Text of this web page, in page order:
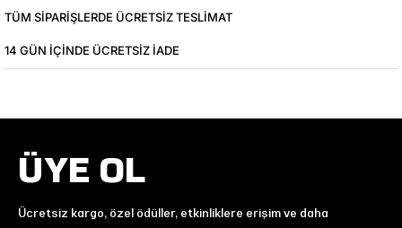
TÜM SIPARIŞLERDE ÜCRETSIZ TESLIMAT
14 GÜN IÇINDE ÜCRETSIZ IADE
ÜYE OL
Ücretsiz kargo, özel ödüller, etkinliklere erişim ve daha